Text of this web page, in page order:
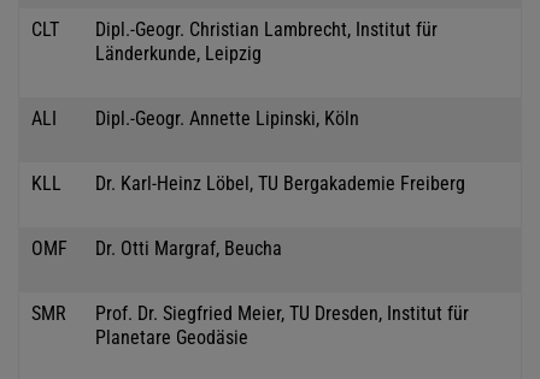
CLT
Dipl.-Geogr. Christian Lambrecht, Institut für
Länderkunde, Leipzig
ALI Dipl.-Geogr. Annette Lipinski, Köln
KLL Dr. Karl-Heinz Löbel, TU Bergakademie Freiberg
OMF Dr. Otti Margraf, Beucha
SMR
Prof. Dr. Siegfried Meier, TU Dresden, Institut für
Planetare Geodäsie